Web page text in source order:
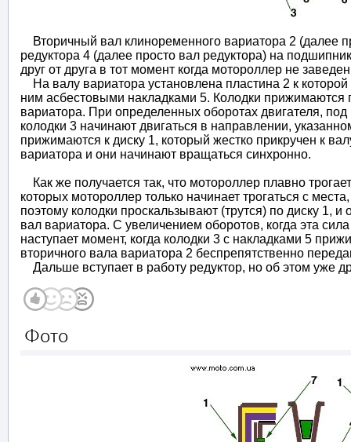
Вторичный вал клиноременного вариатора 2 (далее
редуктора 4 (далее просто вал редуктора) на
друг от друга в тот момент когда мотороллер не
На валу вариатора установлена пластина 2 к
ним асбестовыми накладками 5. Колодки
вариатора. При определенных оборотах двигателя,
колодки 3 начинают двигаться в направлении,
прижимаются к диску 1, который жестко прикручен к
вариатора и они начинают вращаться синхронно.
Как же получается так, что мотороллер плавно
которых мотороллер только начинает трогаться с
поэтому колодки проскальзывают (трутся) по диску 1,
вал вариатора. С увеличением оборотов, когда эта
наступает момент, когда колодки 3 с накладками 5
вторичного вала вариатора 2 беспрепятственно
Дальше вступает в работу редуктор, но об этом уже
Фото